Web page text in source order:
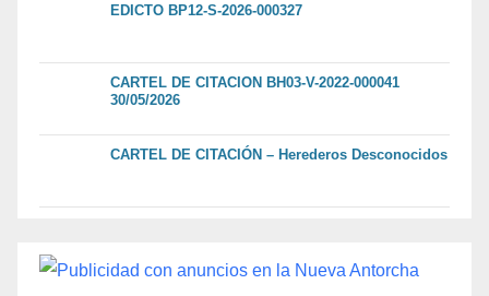
EDICTO BP12-S-2026-000327
CARTEL DE CITACION BH03-V-2022-000041
30/05/2026
CARTEL DE CITACIÓN – Herederos Desconocidos